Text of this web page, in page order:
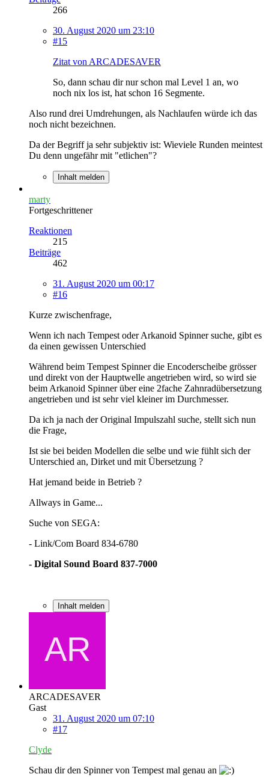
266
30. August 2020 um 23:10
#15
Zitat von ARCADESAVER
So, dann schau dir nur schon mal Level 1 an, wo
noch nix los ist, hat schon 16 Segmente.
Also rund drei Umdrehungen, als Nachlaufen würde ich das
noch nicht bezeichnen.
Da der Begriff ja sehr subjektiv ist: Wieviele Runden meintest
Du denn ungefähr mit "etlichen"?
Inhalt melden
marty
Fortgeschrittener
Reaktionen
215
Beiträge
462
31. August 2020 um 00:17
#16
Kurze zwischenfrage,
Wenn ich nach Tempest oder Arkanoid Spinner suche, gibt es
da einen gewissen Unterschied
Während beim Tempest Spinner die Encoderscheibe grösser
und direkt von der Hauptwelle angetrieben wird, so wird sie
beim Arkanoid Spinner über eine 2fache Zahnradübersetzung
angetrieben und ist sehr viel kleiner im Durchmesser.
Da ich ja nach der Original Impulszahl suche, stellt sich nun
die Frage,
Ist sie bei beiden Modellen die selbe und wie fühlt sich der
Unterschied an, Dirket und mit Übersetzung ?
Hat jemand beide in Betrieb ?
Allways in Game...
Suche von SEGA:
- Link/Com Board 834-6780
- Digital Sound Board 837-7000
Inhalt melden
ARCADESAVER
Gast
31. August 2020 um 07:10
#17
Clyde
Schau dir den Spinner von Tempest mal genau an